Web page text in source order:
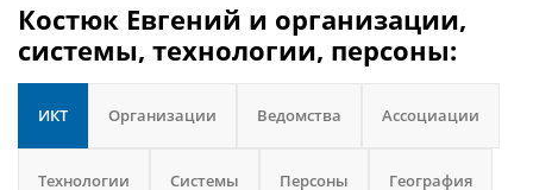
Костюк Евгений и организации,
системы, технологии, персоны:
ИКТ Организации Ведомства Ассоциации
Технологии Системы Персоны География